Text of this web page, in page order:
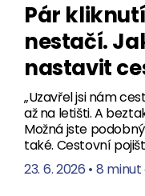
Pár
nestačí.
nastavit
„Uzavřel jsi nám
až na letišti. A
Možná jste
také. Cestovní
23. 6. 2026 • 8